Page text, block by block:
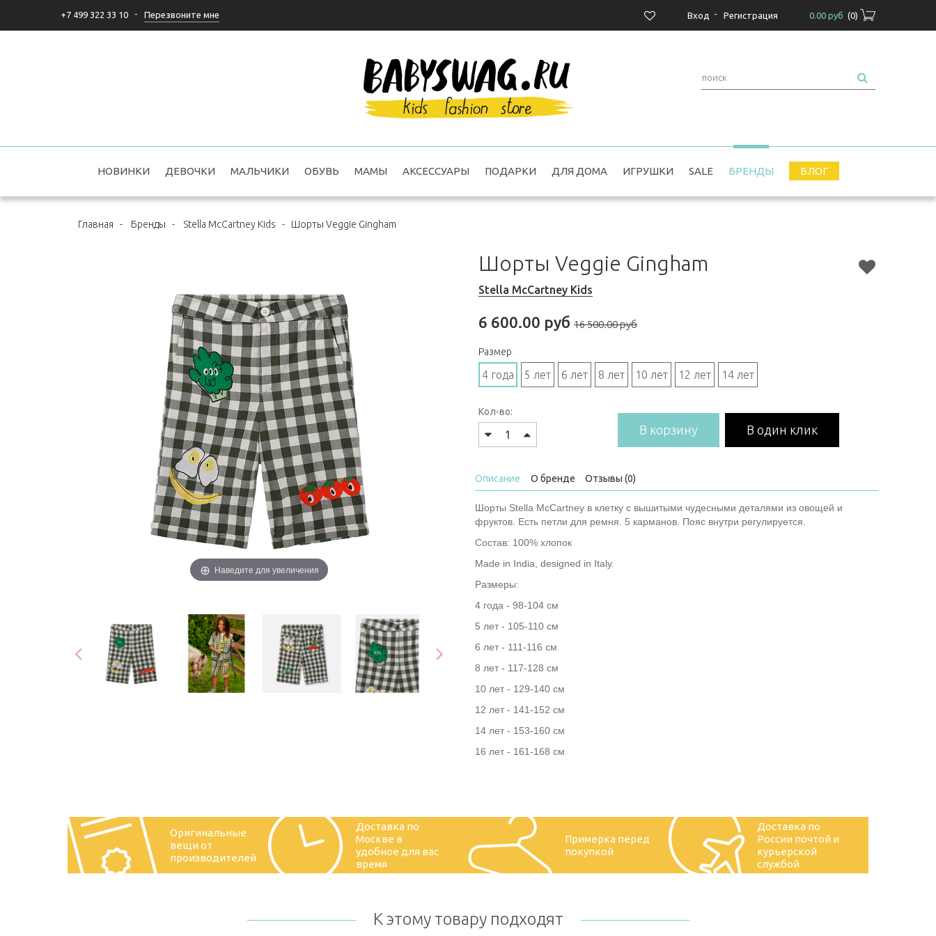
+7 499 322 33 10 - Перезвоните мне 0.00 руб (0)
Вход - Регистрация
НОВИНКИ ДЕВОЧКИ МАЛЬЧИКИ ОБУВЬ МАМЫ АКСЕССУАРЫ ПОДАРКИ ДЛЯ ДОМА ИГРУШКИ SALE БРЕНДЫ БЛОГ
Главная - Бренды - Stella McCartney Kids - Шорты Veggie Gingham
Наведите для увеличения
Шорты Veggie Gingham
Stella McCartney Kids
6 600.00 руб 16 500.00 руб
Размер
4 года 5 лет 6 лет 8 лет 10 лет 12 лет 14 лет
Кол-во:
В корзину В один клик
Описание О бренде Отзывы (0)
Шорты Stella McCartney в клетку с вышитыми чудесными деталями из овощей и
фруктов. Есть петли для ремня. 5 карманов. Пояс внутри регулируется.
Состав: 100% хлопок
Made in India, designed in Italy.
Размеры:
4 года - 98-104 см
5 лет - 105-110 см
6 лет - 111-116 см
8 лет - 117-128 см
10 лет - 129-140 см
12 лет - 141-152 см
14 лет - 153-160 см
16 лет - 161-168 см
Оригинальные
вещи от
производителей
Доставка по
Москве в
удобное для вас
время
Примерка перед
покупкой
Доставка по
России почтой и
курьерской
службой
К этому товару подходят